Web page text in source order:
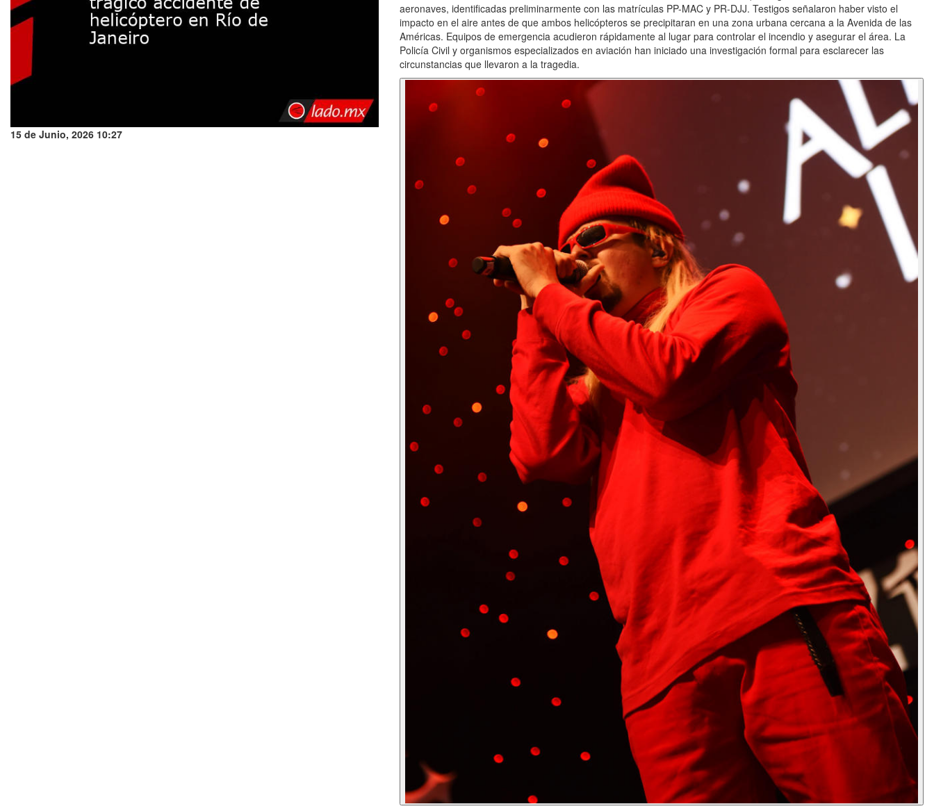
15 de Junio, 2026 10:27
aeronaves, identificadas preliminarmente con las matrículas PP-MAC y PR-DJJ. Testigos señalaron haber visto el
impacto en el aire antes de que ambos helicópteros se precipitaran en una zona urbana cercana a la Avenida de las
Américas. Equipos de emergencia acudieron rápidamente al lugar para controlar el incendio y asegurar el área. La
Policía Civil y organismos especializados en aviación han iniciado una investigación formal para esclarecer las
circunstancias que llevaron a la tragedia.